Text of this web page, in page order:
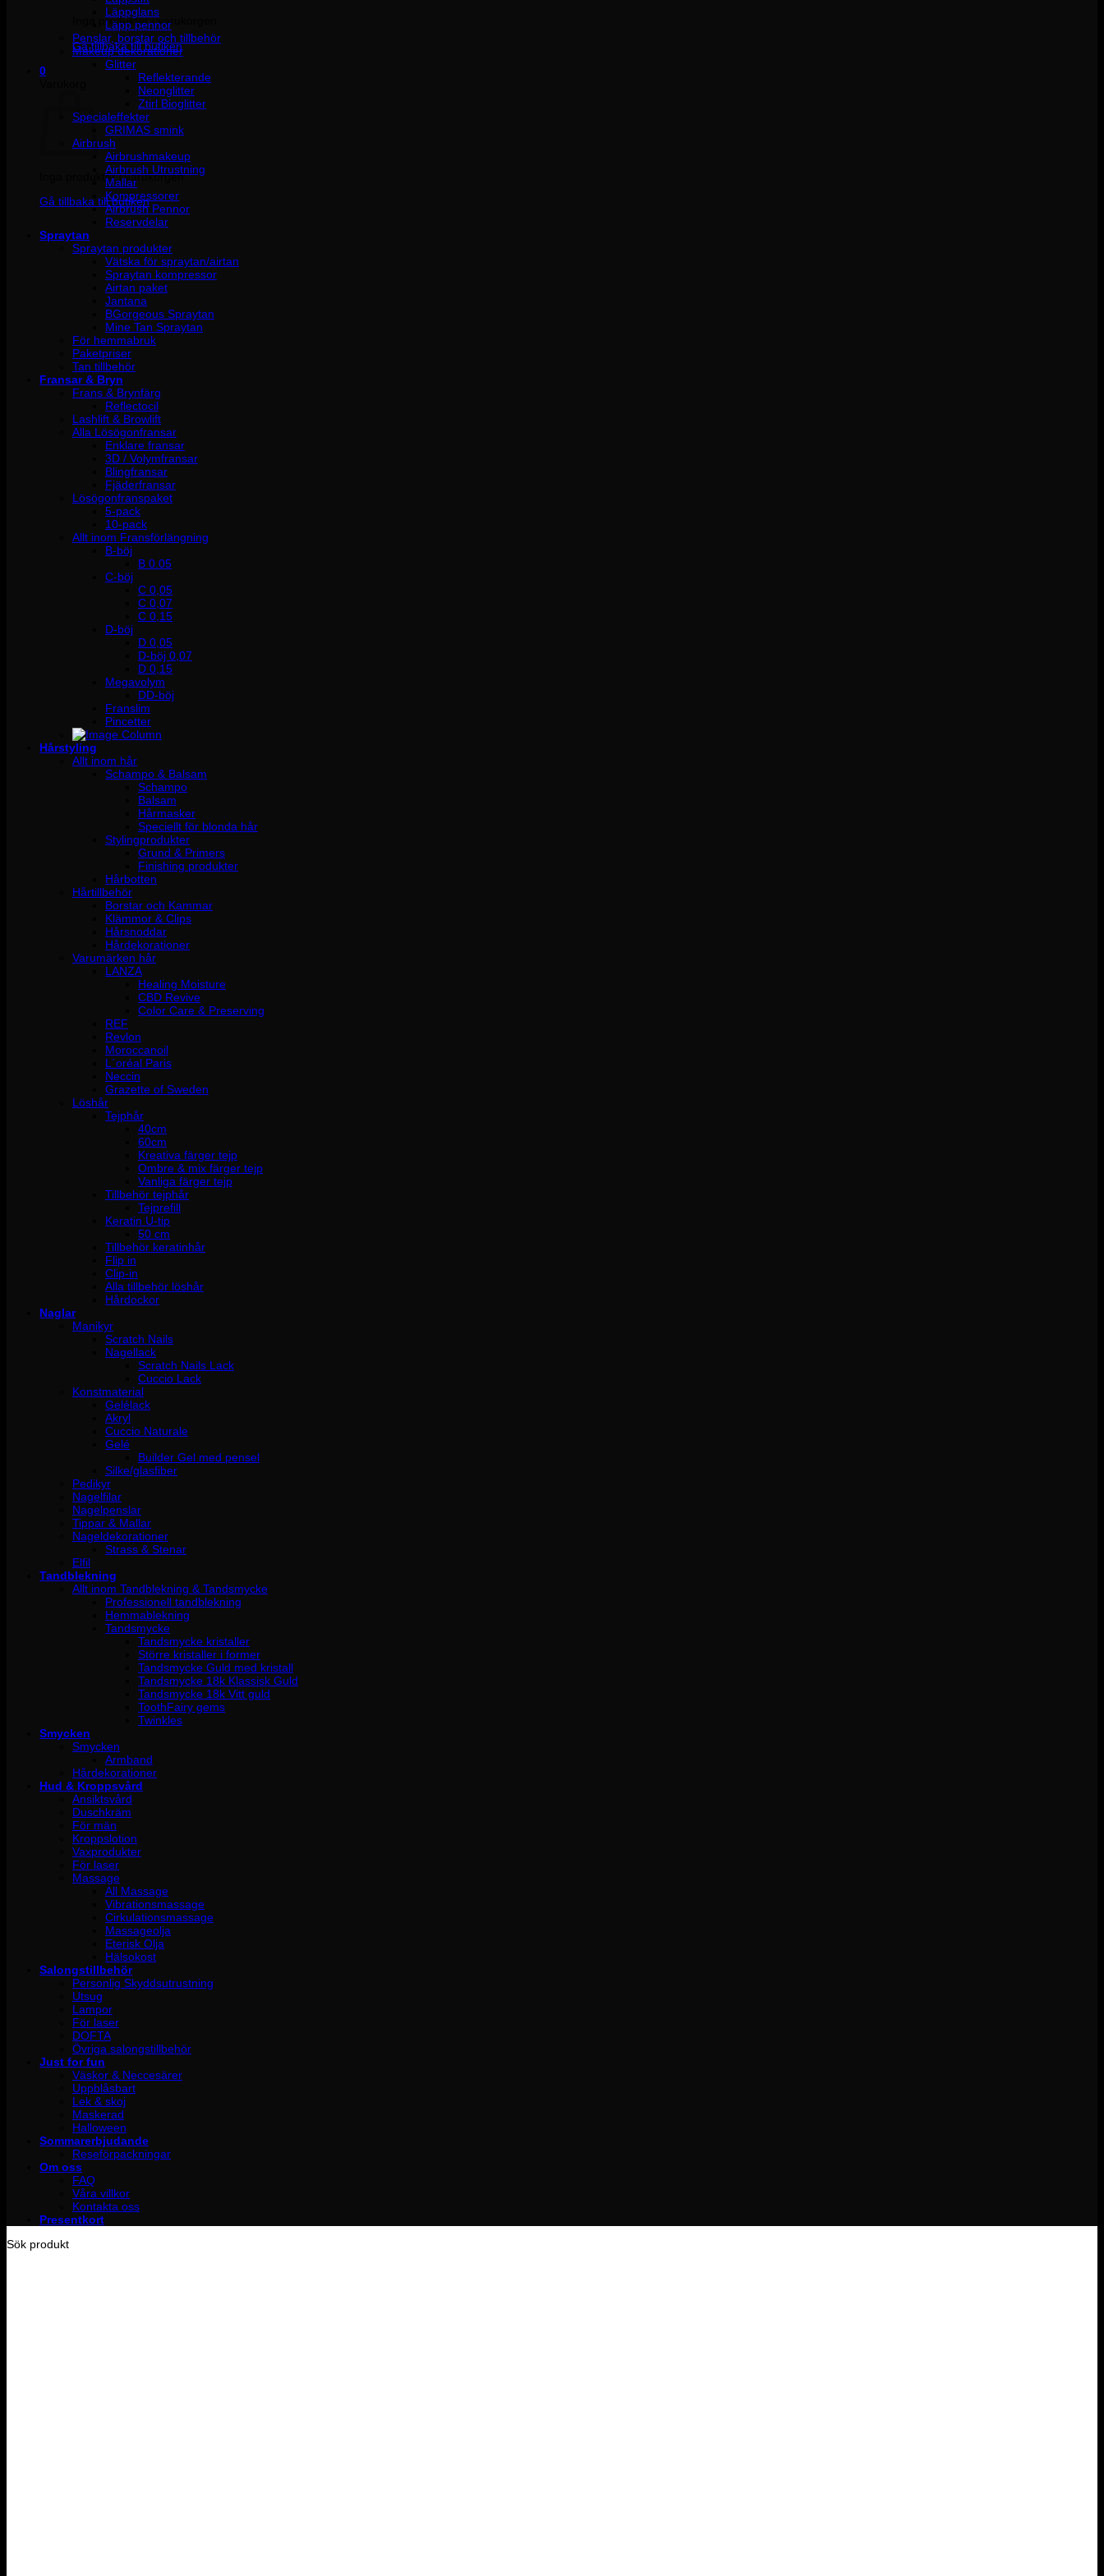
Inga produkter i varukorgen.
Gå tillbaka till butiken
0
Inga produkter i varukorgen.
Gå tillbaka till butiken
Läppglans
Läpp pennor
Penslar, borstar och tillbehör
Makeup dekorationer
Glitter
Reflekterande
Neonglitter
Ztirl Bioglitter
Specialeffekter
GRIMAS smink
Airbrush
Airbrushmakeup
Airbrush Utrustning
Mallar
Kompressorer
Airbrush Pennor
Reservdelar
Spraytan
Spraytan produkter
Vätska för spraytan/airtan
Spraytan kompressor
Airtan paket
Jantana
BGorgeous Spraytan
Mine Tan Spraytan
För hemmabruk
Paketpriser
Tan tillbehör
Fransar & Bryn
Frans & Brynfärg
Reflectocil
Lashlift & Browlift
Alla Lösögonfransar
Enklare fransar
3D / Volymfransar
Blingfransar
Fjäderfransar
Lösögonfranspaket
5-pack
10-pack
Allt inom Fransförlängning
B-böj
B 0.05
C-böj
C 0,05
C 0,07
C 0,15
D-böj
D 0,05
D-böj 0,07
D 0,15
Megavolym
DD-böj
Franslim
Pincetter
Hårstyling
Allt inom hår
Schampo & Balsam
Schampo
Balsam
Hårmasker
Speciellt för blonda hår
Stylingprodukter
Grund & Primers
Finishing produkter
Hårbotten
Hårtillbehör
Borstar och Kammar
Klämmor & Clips
Hårsnoddar
Hårdekorationer
Varumärken hår
LANZA
Healing Moisture
CBD Revive
Color Care & Preserving
REF
Revlon
Moroccanoil
L´oréal Paris
Neccin
Grazette of Sweden
Löshår
Tejphår
40cm
60cm
Kreativa färger tejp
Ombre & mix färger tejp
Vanliga färger tejp
Tillbehör tejphår
Tejprefill
Keratin U-tip
50 cm
Tillbehör keratinhår
Flip in
Clip-in
Alla tillbehör löshår
Hårdockor
Naglar
Manikyr
Scratch Nails
Nagellack
Scratch Nails Lack
Cuccio Lack
Konstmaterial
Gelélack
Akryl
Cuccio Naturale
Gelé
Builder Gel med pensel
Silke/glasfiber
Pedikyr
Nagelfilar
Nagelpenslar
Tippar & Mallar
Nageldekorationer
Strass & Stenar
Elfil
Tandblekning
Allt inom Tandblekning & Tandsmycke
Professionell tandblekning
Hemmablekning
Tandsmycke
Tandsmycke kristaller
Större kristaller i former
Tandsmycke Guld med kristall
Tandsmycke 18k Klassisk Guld
Tandsmycke 18k Vitt guld
ToothFairy gems
Twinkles
Smycken
Smycken
Armband
Hårdekorationer
Hud & Kroppsvård
Ansiktsvård
Duschkräm
För män
Kroppslotion
Vaxprodukter
För laser
Massage
All Massage
Vibrationsmassage
Cirkulationsmassage
Massageolja
Eterisk Olja
Hälsokost
Salongstillbehör
Personlig Skyddsutrustning
Utsug
Lampor
För laser
DOFTA
Övriga salongstillbehör
Just for fun
Väskor & Neccesärer
Uppblåsbart
Lek & skoj
Maskerad
Halloween
Sommarerbjudande
Reseförpackningar
Om oss
FAQ
Våra villkor
Kontakta oss
Presentkort
Sök produkt